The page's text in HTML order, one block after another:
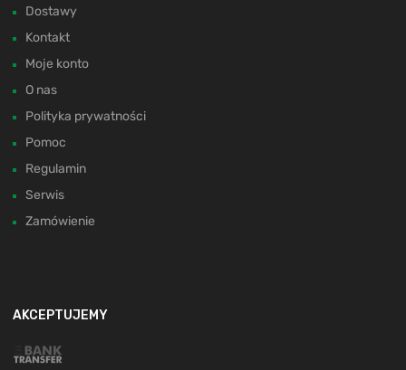
Dostawy
Kontakt
Moje konto
O nas
Polityka prywatności
Pomoc
Regulamin
Serwis
Zamówienie
AKCEPTUJEMY